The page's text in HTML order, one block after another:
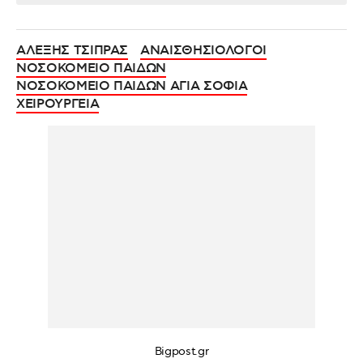
ΑΛΕΞΗΣ ΤΣΙΠΡΑΣ
ΑΝΑΙΣΘΗΣΙΟΛΟΓΟΙ
ΝΟΣΟΚΟΜΕΙΟ ΠΑΙΔΩΝ
ΝΟΣΟΚΟΜΕΙΟ ΠΑΙΔΩΝ ΑΓΙΑ ΣΟΦΙΑ
ΧΕΙΡΟΥΡΓΕΙΑ
Bigpost.gr